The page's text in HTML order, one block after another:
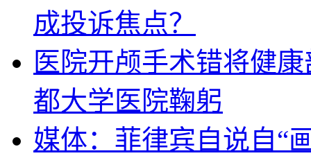
成投诉焦点？
医院开颅手术错将健
都大学医院鞠躬
媒体：菲律宾自说自“